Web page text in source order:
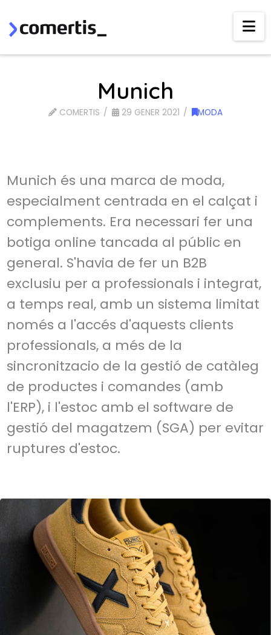
Munich
COMERTIS 29 GENER 2021 MODA
Munich és una marca de moda,
especialment centrada en el calçat i
complements. Era necessari fer una
botiga online tancada al públic en
general. S'havia de fer un B2B
exclusiu per a professionals i integrat,
a temps real, amb un sistema limitat
només a l'accés d'aquests clients
professionals, a més de la
sincronitzacio de la gestió de catàleg
de productes i comandes (amb
l'ERP), i l'estoc amb el software de
gestió del magatzem (SGA) per evitar
ruptures d'estoc.